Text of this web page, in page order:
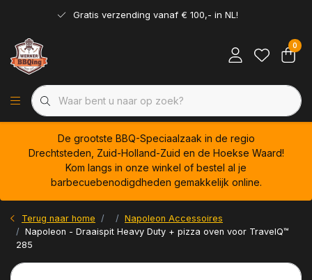
Gratis verzending vanaf € 100,- in NL!
0
De grootste BBQ-Speciaalzaak in de regio
Drechtsteden, Zuid-Holland-Zuid en de Hoekse Waard!
Kom langs in onze winkel of bestel al je
barbecuebenodigdheden gemakkelijk online.
Terug naar home
Napoleon Accessoires
Napoleon - Draaispit Heavy Duty + pizza oven voor TravelQ™
285